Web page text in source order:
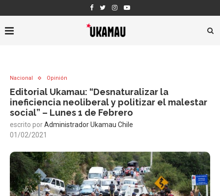
Nacional Opinión
Editorial Ukamau: “Desnaturalizar la
ineficiencia neoliberal y politizar el malestar
social” – Lunes 1 de Febrero
escrito porAdministrador Ukamau Chile
01/02/2021